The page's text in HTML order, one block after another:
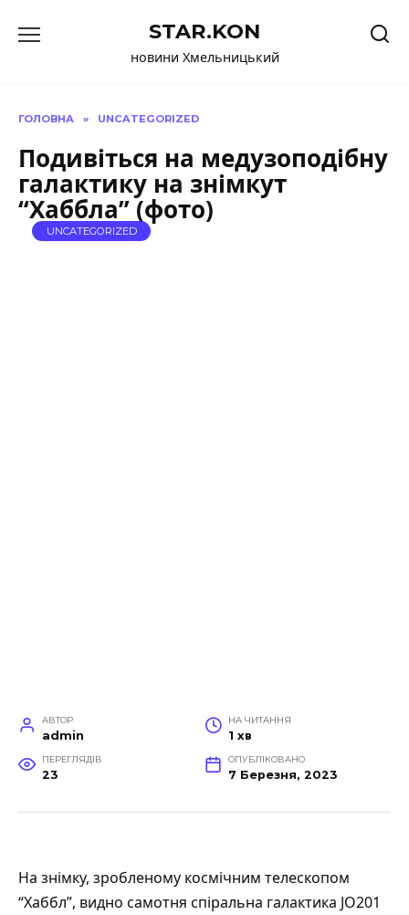
до
STAR.KON
новини Хмельницький
ГОЛОВНА » UNCATEGORIZED
Подивіться на медузоподібну
галактику на знімкут
“Хаббла” (фото)
UNCATEGORIZED
АВТОР
admin
НА ЧИТАННЯ
1 хв
ПЕРЕГЛЯДІВ
23
ОПУБЛІКОВАНО
7 Березня, 2023
На знімку, зробленому космічним телескопом
“Хаббл”, видно самотня спіральна галактика JO201